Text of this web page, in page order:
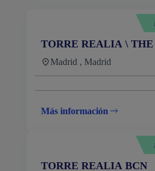
TORRE REALIA \
Madrid , Madrid
Más información
TORRE REALIA BCN